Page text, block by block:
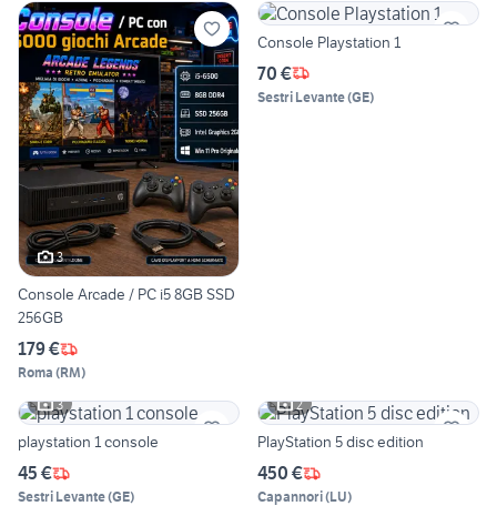
3
Console Arcade / PC i5 8GB SSD
256GB
179 €
Roma (RM)
Console Playstation 1
70 €
Sestri Levante(GE)
3
playstation 1 console
45 €
Sestri Levante(GE)
2
PlayStation 5 disc edition
450 €
Capannori(LU)